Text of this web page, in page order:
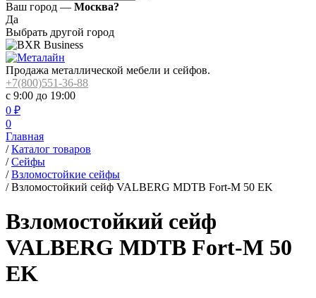
Ваш город — Москва?
Да
Выбрать другой город
Продажа металлической мебели и сейфов.
+7(800)551-36-88
с 9:00 до 19:00
0 ₽
0
Главная
/ Каталог товаров
/ Сейфы
/ Взломостойкие сейфы
/ Взломостойкий сейф VALBERG MDTB Fort-M 50 EK
Взломостойкий сейф
VALBERG MDTB Fort-M 50
EK